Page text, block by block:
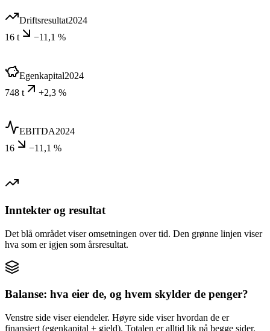
Driftsresultat2024
16 t
−11,1 %
Egenkapital2024
748 t
+2,3 %
EBITDA2024
16
−11,1 %
Inntekter og resultat
Det blå området viser omsetningen over tid. Den grønne linjen viser
hva som er igjen som årsresultat.
Balanse: hva eier de, og hvem skylder de penger?
Venstre side viser eiendeler. Høyre side viser hvordan de er
finansiert (egenkapital + gjeld). Totalen er alltid lik på begge sider.